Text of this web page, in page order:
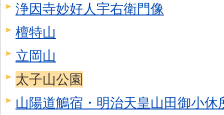
浄因寺妙好人宇右衛門像
檀特山
立岡山
太子山公園
山陽道鵤宿・明治天皇山田御小休